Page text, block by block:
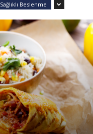
Sağlıklı Beslenme